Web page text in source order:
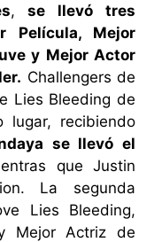
,se llevó tres
Película, Mejor
y Mejor Actor
Challengers de
Lies Bleeding de
lugar, recibiendo
se llevó el
que Justin
La segunda
Lies Bleeding,
Mejor Actriz de